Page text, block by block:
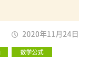
2020年11月24日
数学公式